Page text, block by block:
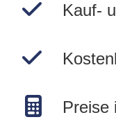
Kauf-
Preise